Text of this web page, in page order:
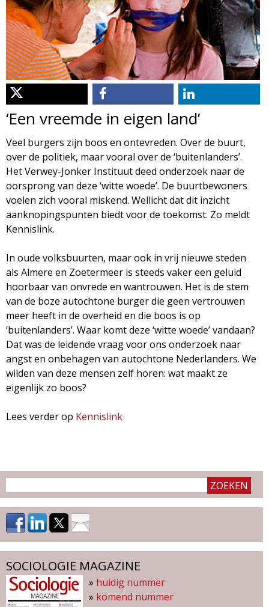
i
o
l
o
g
i
e
M
a
g
a
z
i
n
e
d
m
e
n
u
‘Een vreemde in eigen land’
Veel burgers zijn boos en ontevreden. Over de buurt,
over de politiek, maar vooral over de ‘buitenlanders’.
Het Verwey-Jonker Instituut deed onderzoek naar de
oorsprong van deze ‘witte woede’. De buurtbewoners
voelen zich vooral miskend. Wellicht dat dit inzicht
aanknopingspunten biedt voor de toekomst. Zo meldt
Kennislink.
In oude volksbuurten, maar ook in vrij nieuwe steden
als Almere en Zoetermeer is steeds vaker een geluid
hoorbaar van onvrede en wantrouwen. Het is de stem
van de boze autochtone burger die geen vertrouwen
meer heeft in de overheid en die boos is op
‘buitenlanders’. Waar komt deze ‘witte woede’ vandaan?
Dat was de leidende vraag voor ons onderzoek naar
angst en onbehagen van autochtone Nederlanders. We
wilden van deze mensen zelf horen: wat maakt ze
eigenlijk zo boos?
Lees verder op Kennislink
SOCIOLOGIE MAGAZINE
» huidig nummer
» komend nummer